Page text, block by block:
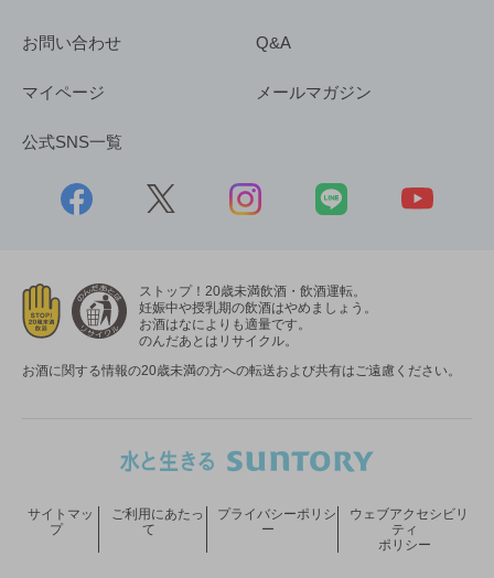
お問い合わせ Q&A
マイページ メールマガジン
公式SNS一覧
ストップ！20歳未満飲酒・飲酒運転。
妊娠中や授乳期の飲酒はやめましょう。
お酒はなによりも適量です。
のんだあとはリサイクル。
お酒に関する情報の20歳未満の方への転送および共有はご遠慮ください。
サイトマッ
プ
ご利用にあたっ
て
プライバシーポリシ
ー
ウェブアクセシビリ
ティ
ポリシー